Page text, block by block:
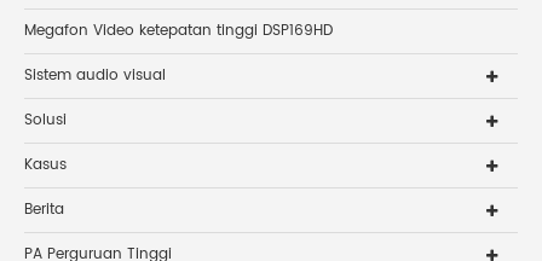
Megafon Video ketepatan tinggi DSP169HD
Sistem audio visual
Solusi
Kasus
Berita
PA Perguruan Tinggi